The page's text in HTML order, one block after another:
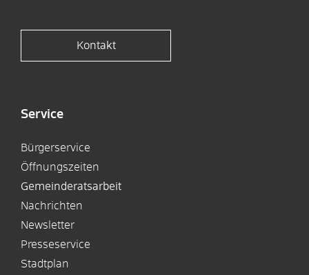
Kontakt
Service
Bürgerservice
Öffnungszeiten
Gemeinderatsarbeit
Nachrichten
Newsletter
Presseservice
Stadtplan